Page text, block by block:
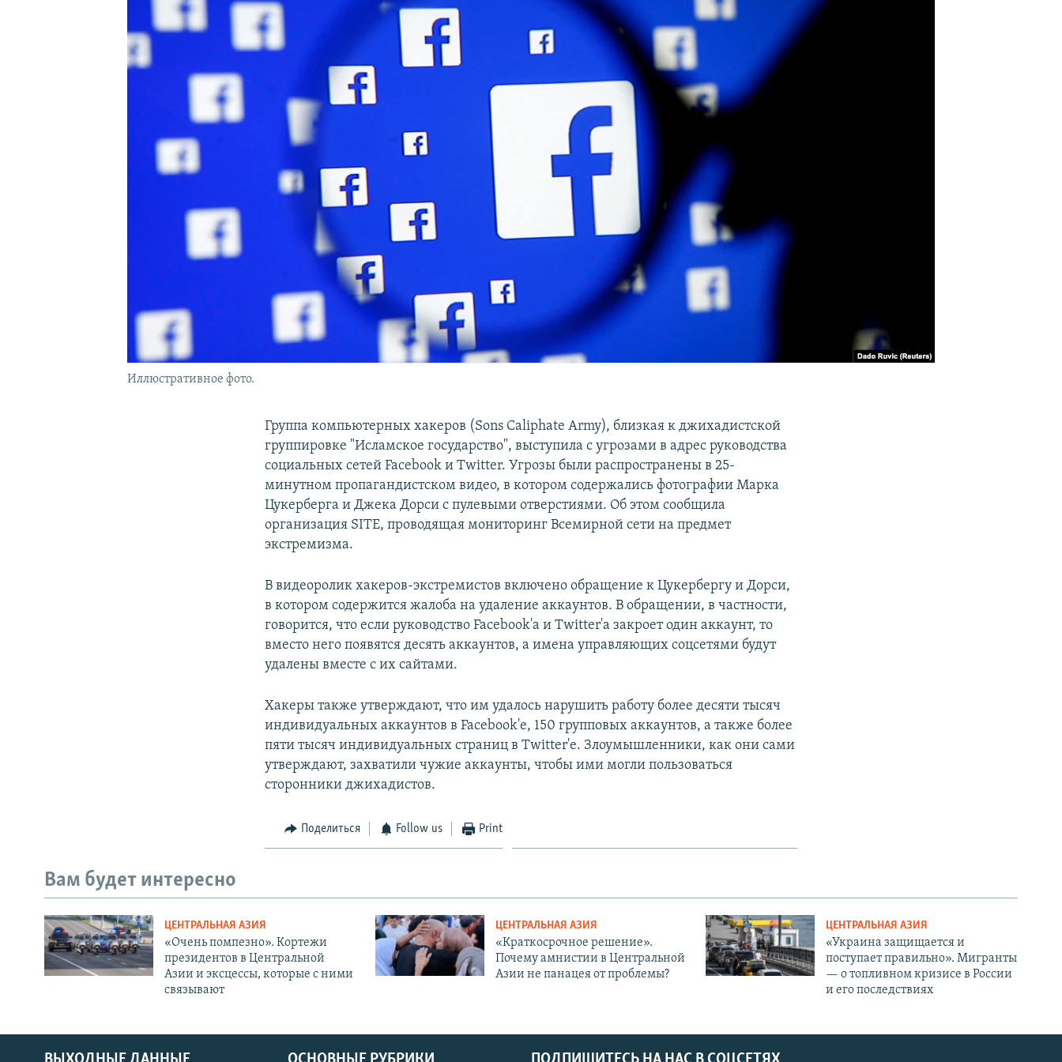
Иллюстративное фото.
Группа компьютерных хакеров (Sons Caliphate Army), близкая к джихадистской
группировке "Исламское государство", выступила с угрозами в адрес руководства
социальных сетей Facebook и Twitter. Угрозы были распространены в 25-
минутном пропагандистском видео, в котором содержались фотографии Марка
Цукерберга и Джека Дорси с пулевыми отверстиями. Об этом сообщила
организация SITE, проводящая мониторинг Всемирной сети на предмет
экстремизма.
В видеоролик хакеров-экстремистов включено обращение к Цукербергу и Дорси,
в котором содержится жалоба на удаление аккаунтов. В обращении, в частности,
говорится, что если руководство Facebook'а и Twitter'а закроет один аккаунт, то
вместо него появятся десять аккаунтов, а имена управляющих соцсетями будут
удалены вместе с их сайтами.
Хакеры также утверждают, что им удалось нарушить работу более десяти тысяч
индивидуальных аккаунтов в Facebook'е, 150 групповых аккаунтов, а также более
пяти тысяч индивидуальных страниц в Twitter'е. Злоумышленники, как они сами
утверждают, захватили чужие аккаунты, чтобы ими могли пользоваться
сторонники джихадистов.
Поделиться Follow us Print
Вам будет интересно
ЦЕНТРАЛЬНАЯ АЗИЯ
«Очень помпезно». Кортежи
президентов в Центральной
Азии и эксцессы, которые с ними
связывают
ЦЕНТРАЛЬНАЯ АЗИЯ
«Краткосрочное решение».
Почему амнистии в Центральной
Азии не панацея от проблемы?
ЦЕНТРАЛЬНАЯ АЗИЯ
«Украина защищается и
поступает правильно». Мигранты
— о топливном кризисе в России
и его последствиях